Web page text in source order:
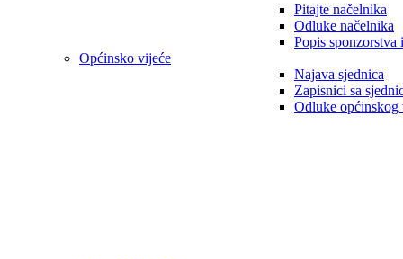
Pitajte načelnika
Odluke načelnika
Popis sponzorstva
Općinsko vijeće
Najava sjednica
Zapisnici sa
Odluke općinskog